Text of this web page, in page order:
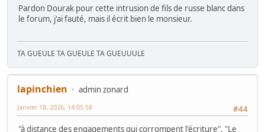
Pardon Dourak pour cette intrusion de fils de russe blanc dans
le forum, j'ai fauté, mais il écrit bien le monsieur.
TA GUEULE TA GUEULE TA GUEUUULE
lapinchien
admin zonard
#44
Janvier 18, 2026, 14:05:58
"à distance des engagements qui corrompent l'écriture", "Le